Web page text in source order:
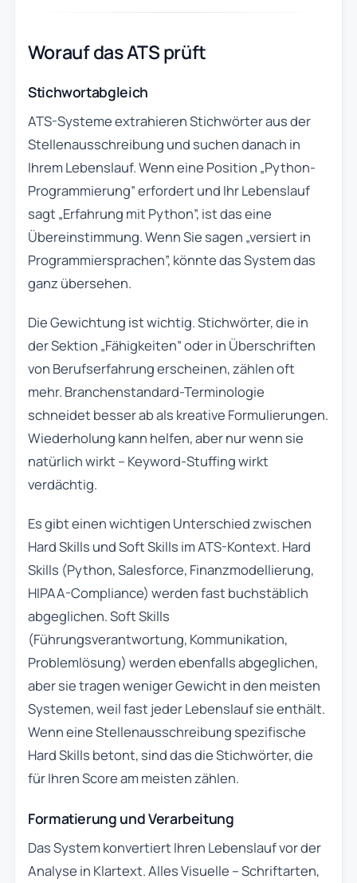
Worauf das ATS prüft
Stichwortabgleich
ATS-Systeme extrahieren Stichwörter aus der
Stellenausschreibung und suchen danach in
Ihrem Lebenslauf. Wenn eine Position „Python-
Programmierung” erfordert und Ihr Lebenslauf
sagt „Erfahrung mit Python”, ist das eine
Übereinstimmung. Wenn Sie sagen „versiert in
Programmiersprachen”, könnte das System das
ganz übersehen.
Die Gewichtung ist wichtig. Stichwörter, die in
der Sektion „Fähigkeiten” oder in Überschriften
von Berufserfahrung erscheinen, zählen oft
mehr. Branchenstandard-Terminologie
schneidet besser ab als kreative Formulierungen.
Wiederholung kann helfen, aber nur wenn sie
natürlich wirkt – Keyword-Stuffing wirkt
verdächtig.
Es gibt einen wichtigen Unterschied zwischen
Hard Skills und Soft Skills im ATS-Kontext. Hard
Skills (Python, Salesforce, Finanzmodellierung,
HIPAA-Compliance) werden fast buchstäblich
abgeglichen. Soft Skills
(Führungsverantwortung, Kommunikation,
Problemlösung) werden ebenfalls abgeglichen,
aber sie tragen weniger Gewicht in den meisten
Systemen, weil fast jeder Lebenslauf sie enthält.
Wenn eine Stellenausschreibung spezifische
Hard Skills betont, sind das die Stichwörter, die
für Ihren Score am meisten zählen.
Formatierung und Verarbeitung
Das System konvertiert Ihren Lebenslauf vor der
Analyse in Klartext. Alles Visuelle – Schriftarten,